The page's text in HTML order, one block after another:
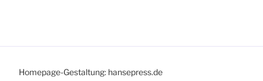
Homepage-Gestaltung: hansepress.de